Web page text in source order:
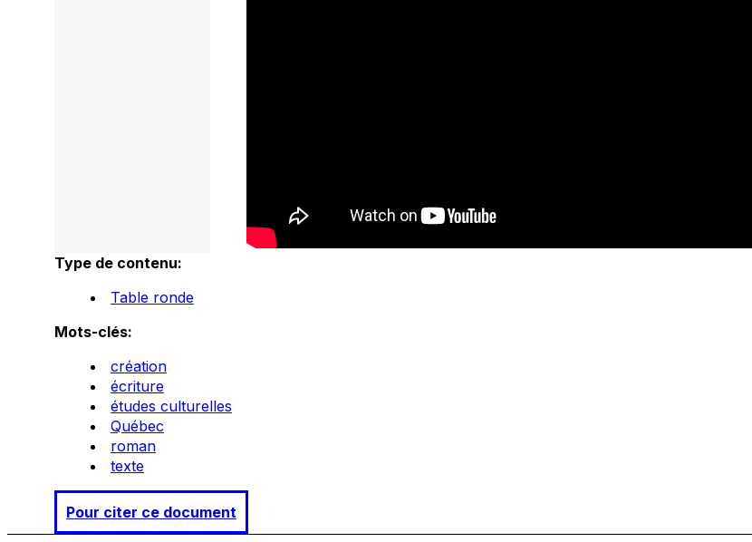
Type de contenu:
Table ronde
Mots-clés:
création
écriture
études culturelles
Québec
roman
texte
Pour citer ce document